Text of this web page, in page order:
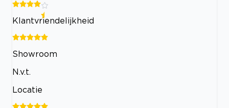
Klantvriendelijkheid
Showroom
N.v.t.
Locatie